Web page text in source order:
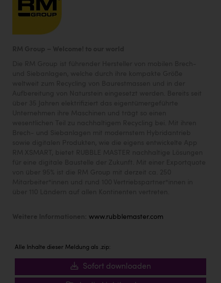
www.rubblemaster.com
Alle Inhalte dieser Meldung als .zip:
Sofort downloaden